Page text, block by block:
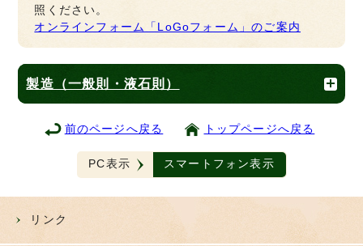
照ください。
オンラインフォーム「LoGoフォーム」のご案内
製造（一般則・液石則）
前のページへ戻る トップページへ戻る
PC表示 スマートフォン表示
リンク